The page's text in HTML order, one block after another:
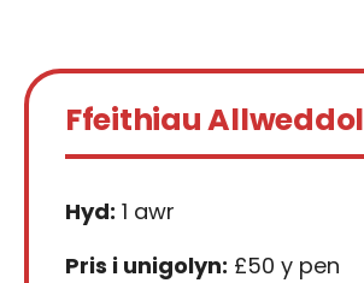
Ffeithiau Allweddol
Hyd: 1 awr
Pris i unigolyn: £50 y pen